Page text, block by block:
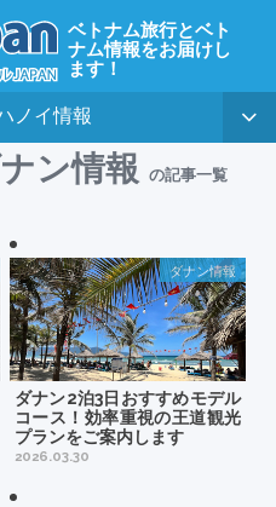
ベトナム旅行とベト
ナム情報をお届けし
ます！
ノイ情報
ン情報 の記事一覧
ダナン2泊3日おすすめモデル
コース！効率重視の王道観光
プランをご案内します
2026.03.30
ダナン情報